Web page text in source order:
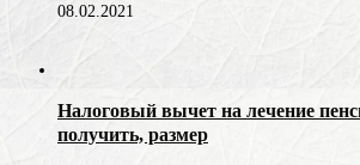
08.02.2021
Налоговый вычет на лечение
получить, размер